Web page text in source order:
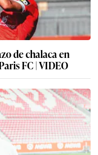
de chalaca en
FC | VIDEO